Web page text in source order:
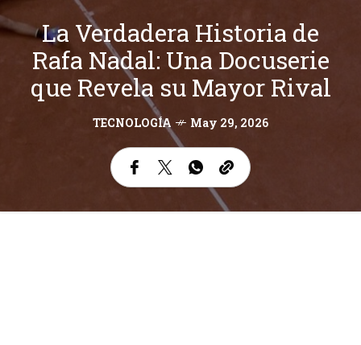
La Verdadera Historia de
Rafa Nadal: Una Docuserie
que Revela su Mayor Rival
TECNOLOGÍA May 29, 2026